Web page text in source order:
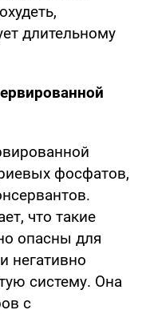
длительному
фосфатов,
что такие
опасны для
негативно
систему. Она
с